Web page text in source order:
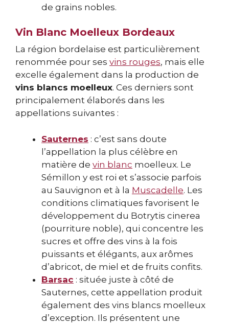
de grains nobles.
Vin Blanc Moelleux Bordeaux
La région bordelaise est particulièrement
renommée pour ses vins rouges, mais elle
excelle également dans la production de
vins blancs moelleux. Ces derniers sont
principalement élaborés dans les
appellations suivantes :
Sauternes : c’est sans doute
l’appellation la plus célèbre en
matière de vin blanc moelleux. Le
Sémillon y est roi et s’associe parfois
au Sauvignon et à la Muscadelle. Les
conditions climatiques favorisent le
développement du Botrytis cinerea
(pourriture noble), qui concentre les
sucres et offre des vins à la fois
puissants et élégants, aux arômes
d’abricot, de miel et de fruits confits.
Barsac : située juste à côté de
Sauternes, cette appellation produit
également des vins blancs moelleux
d’exception. Ils présentent une